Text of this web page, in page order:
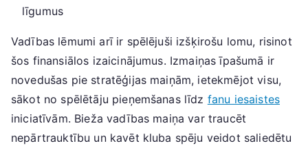
līgumus
Vadības lēmumi arī ir spēlējuši izšķirošu lomu, risinot
šos finansiālos izaicinājumus. Izmaiņas īpašumā ir
novedušas pie stratēģijas maiņām, ietekmējot visu,
sākot no spēlētāju pieņemšanas līdz fanu iesaistes
iniciatīvām. Bieža vadības maiņa var traucēt
nepārtrauktību un kavēt kluba spēju veidot saliedētu